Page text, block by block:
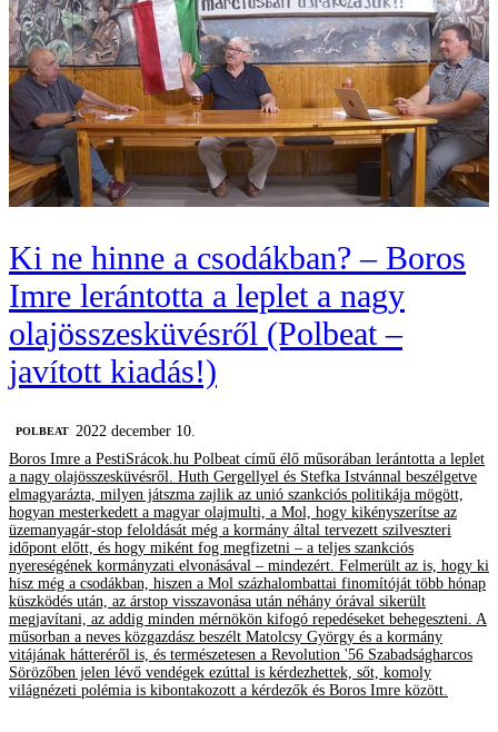
Ki ne hinne a csodákban? – Boros
Imre lerántotta a leplet a nagy
olajösszesküvésről (Polbeat –
javított kiadás!)
‎POLBEAT
2022 december 10.
Boros Imre a PestiSrácok.hu Polbeat című élő műsorában lerántotta a leplet
a nagy olajösszesküvésről. Huth Gergellyel és Stefka Istvánnal beszélgetve
elmagyarázta, milyen játszma zajlik az unió szankciós politikája mögött,
hogyan mesterkedett a magyar olajmulti, a Mol, hogy kikényszerítse az
üzemanyagár-stop feloldását még a kormány által tervezett szilveszteri
időpont előtt, és hogy miként fog megfizetni – a teljes szankciós
nyereségének kormányzati elvonásával – mindezért. Felmerült az is, hogy ki
hisz még a csodákban, hiszen a Mol százhalombattai finomítóját több hónap
küszködés után, az árstop visszavonása után néhány órával sikerült
megjavítani, az addig minden mérnökön kifogó repedéseket behegeszteni. A
műsorban a neves közgazdász beszélt Matolcsy György és a kormány
vitájának hátteréről is, és természetesen a Revolution '56 Szabadságharcos
Sörözőben jelen lévő vendégek ezúttal is kérdezhettek, sőt, komoly
világnézeti polémia is kibontakozott a kérdezők és Boros Imre között.